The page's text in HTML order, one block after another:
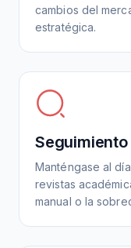
cambios del
estratégica.
Manténgase al
revistas
manual o la